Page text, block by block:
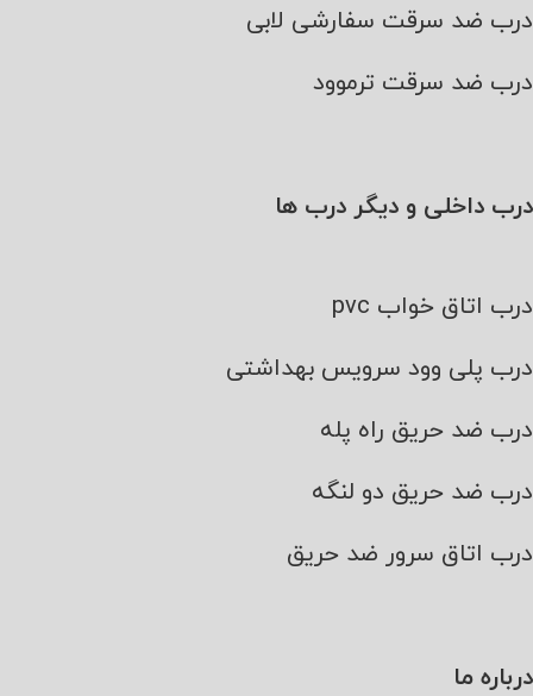
درب ضد سرقت سفارشی لابی
درب ضد سرقت ترموود
درب داخلی و دیگر درب ها
درب اتاق خواب pvc
درب پلی وود سرویس بهداشتی
درب ضد حریق راه پله
درب ضد حریق دو لنگه
درب اتاق سرور ضد حریق
درباره ما